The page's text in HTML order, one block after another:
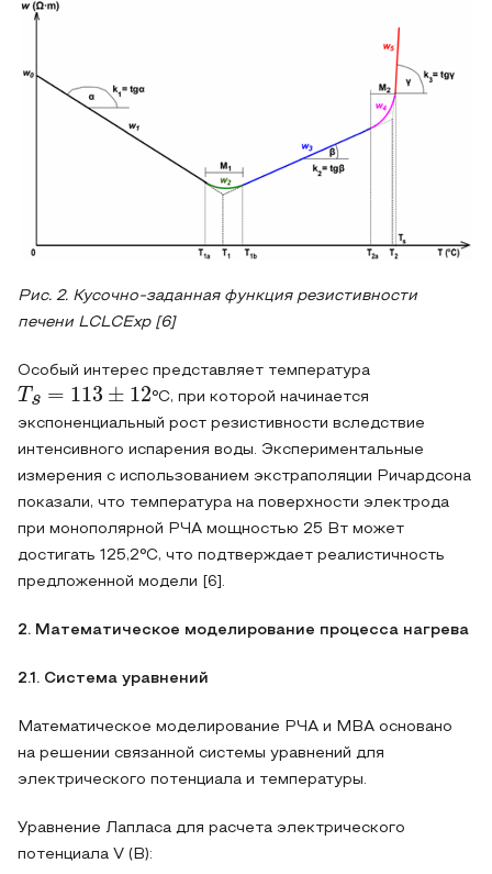
Рис. 2. Кусочно-заданная функция резистивности
печени LCLCExp [6]
Особый интерес представляет температура
T 113 ± 12
°C, при которой начинается
экспоненциальный рост резистивности вследствие
интенсивного испарения воды. Экспериментальные
измерения с использованием экстраполяции Ричардсона
показали, что температура на поверхности электрода
при монополярной РЧА мощностью 25 Вт может
достигать 125,2°C, что подтверждает реалистичность
предложенной модели [6].
2. Математическое моделирование процесса нагрева
2.1. Система уравнений
Математическое моделирование РЧА и МВА основано
на решении связанной системы уравнений для
электрического потенциала и температуры.
Уравнение Лапласа для расчета электрического
потенциала V (В):